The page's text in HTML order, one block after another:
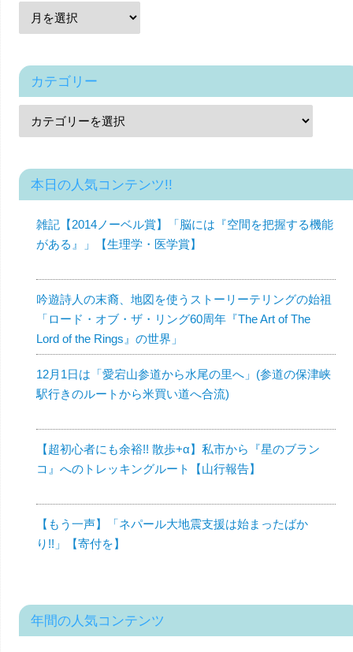
カテゴリー
本日の人気コンテンツ!!
雑記【2014ノーベル賞】「脳には『空間を把握する機能
がある』」【生理学・医学賞】
吟遊詩人の末裔、地図を使うストーリーテリングの始祖
「ロード・オブ・ザ・リング60周年『The Art of The
Lord of the Rings』の世界」
12月1日は「愛宕山参道から水尾の里へ」(参道の保津峡
駅行きのルートから米買い道へ合流)
【超初心者にも余裕!! 散歩+α】私市から『星のブラン
コ』へのトレッキングルート【山行報告】
【もう一声】「ネパール大地震支援は始まったばか
り!!」【寄付を】
年間の人気コンテンツ